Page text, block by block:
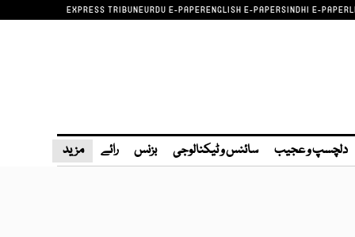
EXPRESS TRIBUNEURDU E-PAPERENGLISH E-PAPERSINDHI E-PAPER
دلچسپ و عجیب سائنس و ٹیکنالوجی بزنس رائے مزید